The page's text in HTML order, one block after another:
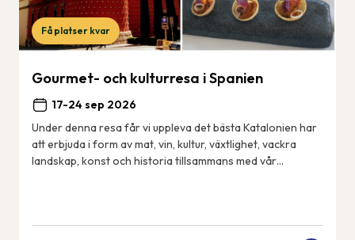
Få platser kvar
Gourmet- och kulturresa i Spanien
17-24 sep 2026
Under denna resa får vi uppleva det bästa Katalonien har
att erbjuda i form av mat, vin, kultur, växtlighet, vackra
landskap, konst och historia tillsammans med vår